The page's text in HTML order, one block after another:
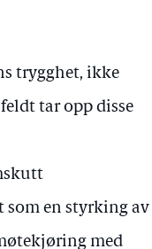
trygghet, ikke
tar opp disse
som en styrking av
med